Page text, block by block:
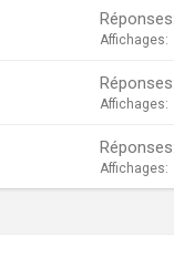
Réponses
Affichages
Réponses
Affichages
Réponses
Affichages